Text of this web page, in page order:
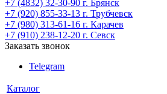
+7 (4832) 32-30-90 г. Брянск
+7 (920) 855-33-13 г. Трубчевск
+7 (980) 313-61-16 г. Карачев
+7 (910) 238-12-20 г. Севск
Заказать звонок
Telegram
Каталог